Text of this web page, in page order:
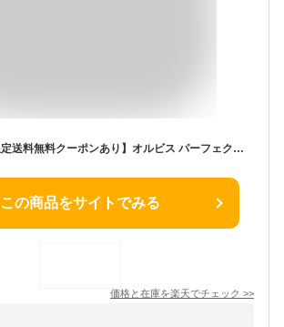
【店舗ご新規様限定送料無料クーポンあり】オルビス パーフェクトUVリキッドファンデーション (パフなし) 30mL SPF50 PA++++ リキッドファンデーション 毛穴 シミ ツヤ美肌 高SPF ORBIS 公式店
この商品をサイトでみる
価格と在庫を楽天でチェック >>